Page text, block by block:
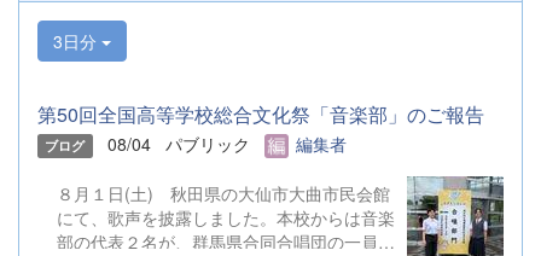
3日分
第50回全国高等学校総合文化祭「音楽部」のご報告
ブログ 08/04 パブリック 編集者
８月１日(土) 秋田県の大仙市大曲市民会館
にて、歌声を披露しました。本校からは音楽
部の代表２名が、群馬県合同合唱団の一員と